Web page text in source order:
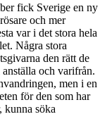
fick Sverige en ny
och mer
var i det stora hela
Några stora
den rätt de
och varifrån.
men i en
för den som har
kunna söka